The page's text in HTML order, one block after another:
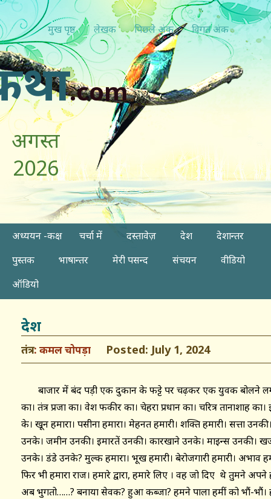
मुख पृष्ठ लेखक पिछ्ले अंक विगत अंक
.com
अगस्त
2026
अध्ययन -कक्ष चर्चा में दस्तावेज़ देश
देशान्तर
पुस्तक
भाषान्तर मेरी पसन्द संचयन
वीडियो
ऑडियो
देश
तंत्र कमल चोपड़ा Posted: July 1, 2024
बाजार में बंद पड़ी एक दुकान के फट्टे पर चढ़कर एक युवक बोलने
का। तंत्र प्रजा का। वेश फकीर का। चेहरा प्रधान का। चरित्र तानाशाह
के। खून हमारा। पसीना हमारा। मेहनत हमारी। शक्ति हमारी। सत्ता
उनके। जमीन उनकी। इमारतें उनकी। कारखाने उनके। माइन्स उनकी।
उनके। डंडे उनके? मुल्क हमारा। भूख हमारी। बेरोजगारी हमारी। अभाव
फिर भी हमारा राज। हमारे द्वारा, हमारे लिए । वह जो दिए थे तुमने
अब भुगतो……? बनाया सेवक? हुआ कब्जा? हमने पाला हमीं को भौं-भौं।